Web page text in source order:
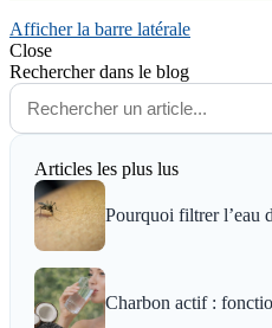
Afficher la barre latérale
Close
Rechercher dans le blog
Articles les plus lus
Pourquoi filtrer l’eau
Charbon actif :